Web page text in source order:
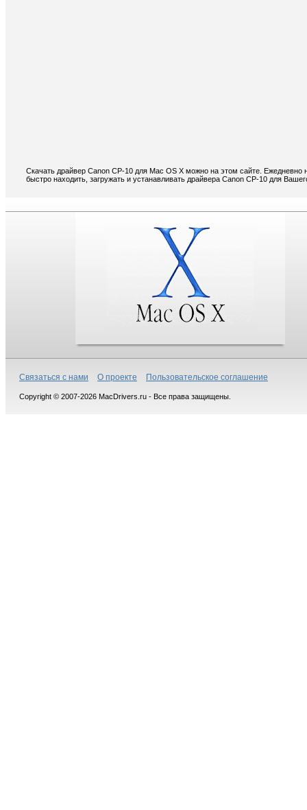
Скачать драйвер Canon CP-10 для Mac OS X можно на этом сайте. Ежедневно
быстро находить, загружать и устанавливать драйвера Canon CP-10 для
Связаться с нами О проекте Пользовательское соглашение
Copyright © 2007-2026 MacDrivers.ru - Все права защищены.